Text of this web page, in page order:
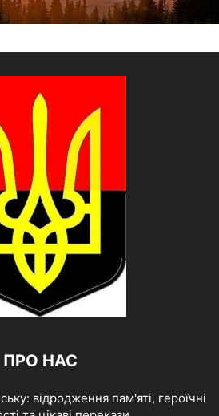
ПРО НАС
відродження пам'яті, героїчні